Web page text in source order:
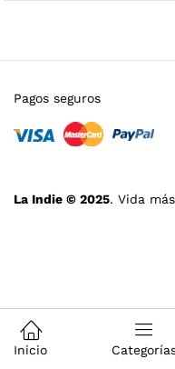
La Indie © 2025. Vida
Pagos seguros
Inicio